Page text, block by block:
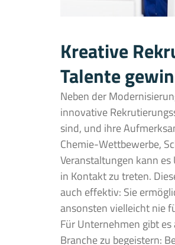
Kreative
Talente
Neben der
innovative
sind, und ihre
Chemie-Wettbewerbe,
Veranstaltungen kann
in Kontakt zu treten.
auch effektiv: Sie
ansonsten vielleicht nie
Für Unternehmen gibt
Branche zu begeistern: